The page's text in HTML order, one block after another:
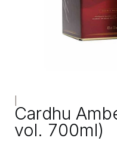
Cardhu
vol. 700ml)